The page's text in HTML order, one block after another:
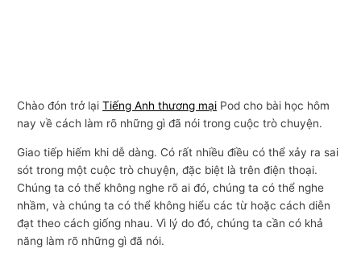
Chào đón trở lạiTiếng Anh thương mại Pod cho bài học hôm
nay về cách làm rõ những gì đã nói trong cuộc trò chuyện.
Giao tiếp hiếm khi dễ dàng. Có rất nhiều điều có thể xảy ra sai
sót trong một cuộc trò chuyện, đặc biệt là trên điện thoại.
Chúng ta có thể không nghe rõ ai đó, chúng ta có thể nghe
nhầm, và chúng ta có thể không hiểu các từ hoặc cách diễn
đạt theo cách giống nhau. Vì lý do đó, chúng ta cần có khả
năng làm rõ những gì đã nói.